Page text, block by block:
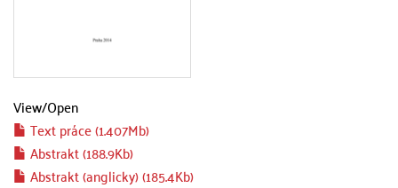
View/Open
Text práce (1.407Mb)
Abstrakt (188.9Kb)
Abstrakt (anglicky) (185.4Kb)